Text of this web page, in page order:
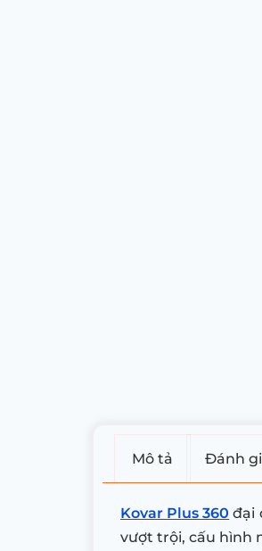
Mô tả Đánh
Kovar Plus 360 đại
vượt trội, cấu hình